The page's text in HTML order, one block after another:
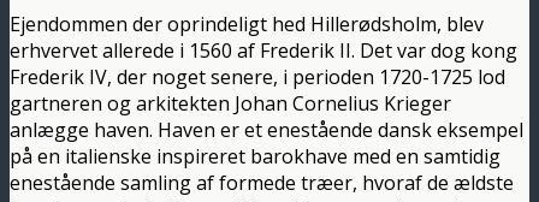
Ejendommen der oprindeligt hed Hillerødsholm, blev
erhvervet allerede i 1560 af Frederik II. Det var dog kong
Frederik IV, der noget senere, i perioden 1720-1725 lod
gartneren og arkitekten Johan Cornelius Krieger
anlægge haven. Haven er et enestående dansk eksempel
på en italienske inspireret barokhave med en samtidig
enestående samling af formede træer, hvoraf de ældste